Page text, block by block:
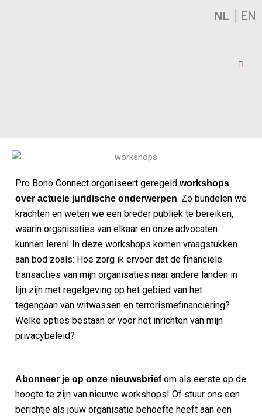
NL EN
Pro Bono Connect organiseert geregeld workshops
over actuele juridische onderwerpen. Zo bundelen we
krachten en weten we een breder publiek te bereiken,
waarin organisaties van elkaar en onze advocaten
kunnen leren! In deze workshops komen vraagstukken
aan bod zoals: Hoe zorg ik ervoor dat de financiële
transacties van mijn organisaties naar andere landen in
lijn zijn met regelgeving op het gebied van het
tegengaan van witwassen en terrorismefinanciering?
Welke opties bestaan er voor het inrichten van mijn
privacybeleid?
Abonneer je op onze nieuwsbrief om als eerste op de
hoogte te zijn van nieuwe workshops! Of stuur ons een
berichtje als jouw organisatie behoefte heeft aan een